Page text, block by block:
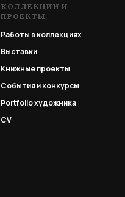
КОЛЛЕКЦИИ И
ПРОЕКТЫ
Работы в коллекциях
Выставки
Книжные проекты
События и конкурсы
Portfolioхудожника
CV